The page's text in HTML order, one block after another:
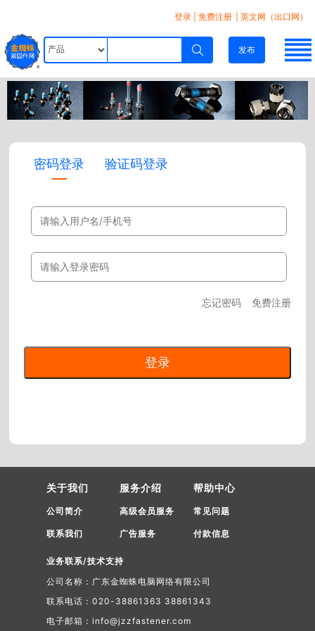
登录 免费注册 | 英文网（出口网）
发布
密码登录 验证码登录
忘记密码 免费注册
关于我们
公司简介
联系我们
服务介绍
高级会员服务
广告服务
帮助中心
常见问题
付款信息
业务联系/技术支持
公司名称：广东金蜘蛛电脑网络有限公司
联系电话：020-38861363 38861343
电子邮箱：info@jzzfastener.com